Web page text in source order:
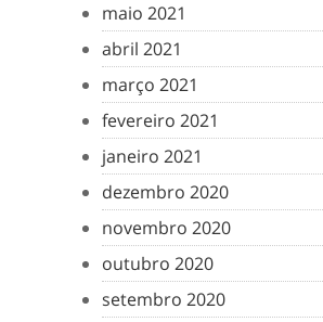
maio 2021
abril 2021
março 2021
fevereiro 2021
janeiro 2021
dezembro 2020
novembro 2020
outubro 2020
setembro 2020